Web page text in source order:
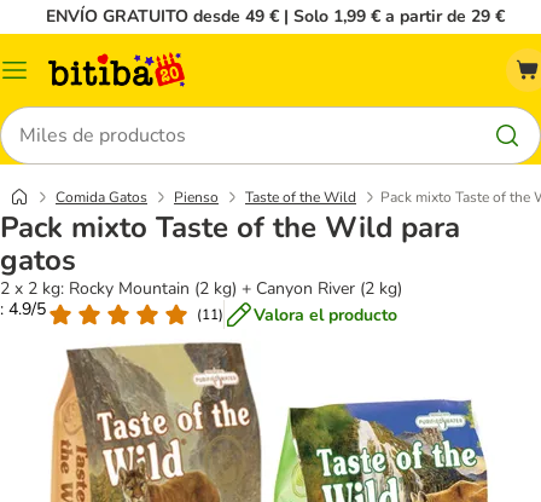
ENVÍO GRATUITO desde 49 € | Solo 1,99 € a partir de 29 €
Menú
Buscar
Comida Gatos Pienso Taste of the Wild Pack mixto Taste of the
Pack mixto Taste of the Wild para
gatos
2 x 2 kg: Rocky Mountain (2 kg) + Canyon River (2 kg)
: 4.9/5
(11) Valora el producto